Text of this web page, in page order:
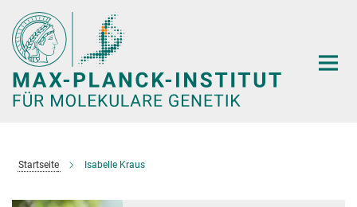
Hauptinhalt
Startseite Isabelle Kraus